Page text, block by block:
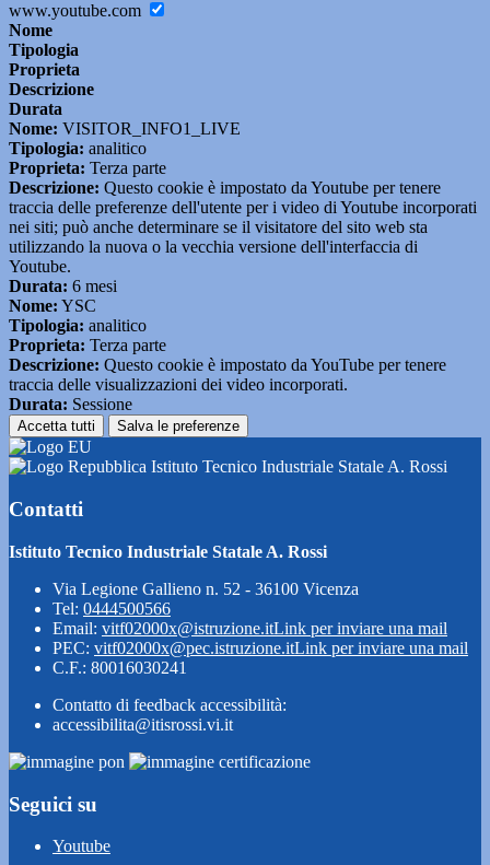
www.youtube.com
Nome
Tipologia
Proprieta
Descrizione
Durata
Nome: VISITOR_INFO1_LIVE
Tipologia: analitico
Proprieta: Terza parte
Descrizione: Questo cookie è impostato da Youtube per tenere
traccia delle preferenze dell'utente per i video di Youtube incorporati
nei siti; può anche determinare se il visitatore del sito web sta
utilizzando la nuova o la vecchia versione dell'interfaccia di
Youtube.
Durata: 6 mesi
Nome: YSC
Tipologia: analitico
Proprieta: Terza parte
Descrizione: Questo cookie è impostato da YouTube per tenere
traccia delle visualizzazioni dei video incorporati.
Durata: Sessione
Accetta tutti Salva le preferenze
Istituto Tecnico Industriale Statale A. Rossi
Contatti
Istituto Tecnico Industriale Statale A. Rossi
Via Legione Gallieno n. 52 - 36100 Vicenza
Tel: 0444500566
Email: vitf02000x@istruzione.itLink per inviare una mail
PEC: vitf02000x@pec.istruzione.itLink per inviare una mail
C.F.: 80016030241
Contatto di feedback accessibilità:
accessibilita@itisrossi.vi.it
Seguici su
Youtube